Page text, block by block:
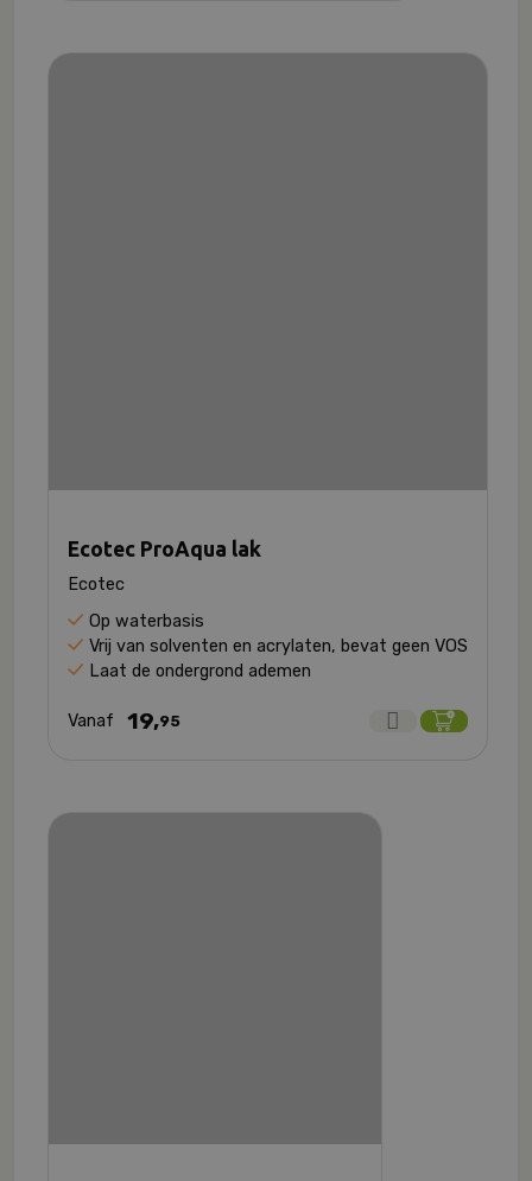
Ecotec ProAqua lak
Ecotec
Op waterbasis
Vrij van solventen en acrylaten, bevat geen VOS
Laat de ondergrond ademen
Vanaf 19,95